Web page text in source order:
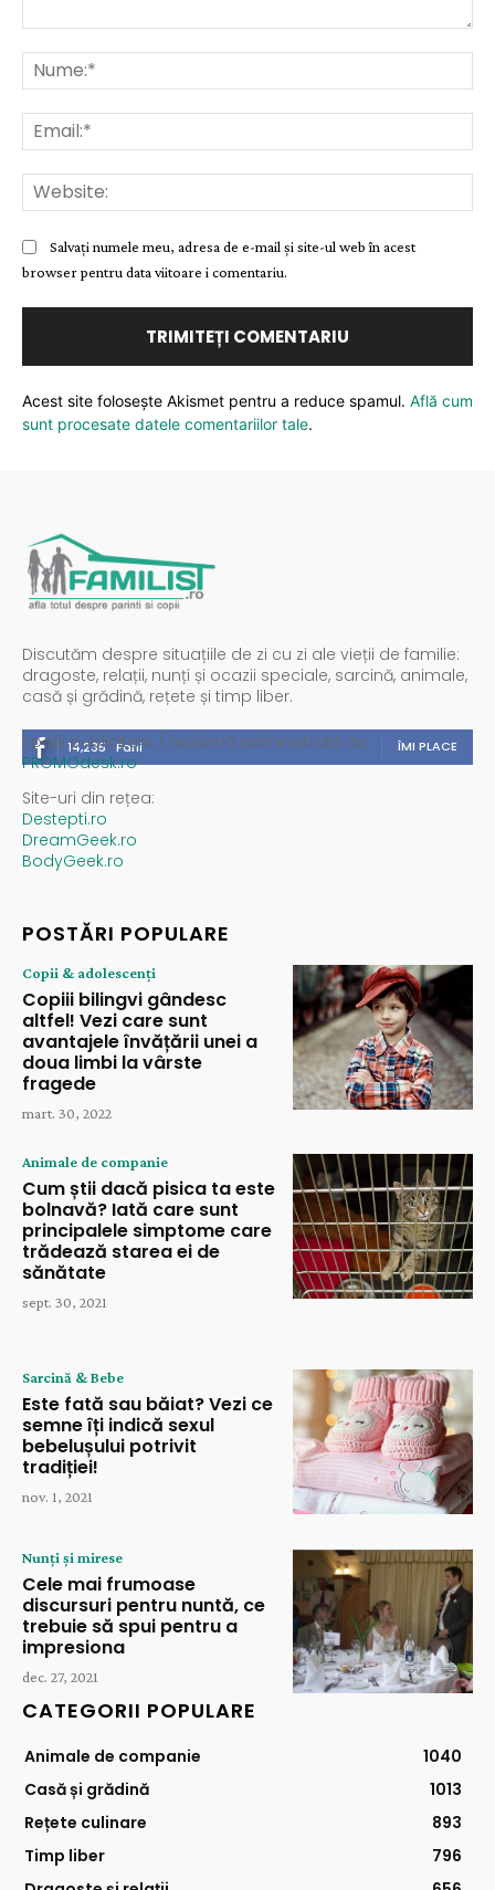
Salvați numele meu, adresa de e-mail și site-ul web în acest
browser pentru data viitoare i comentariu.
Acest site folosește Akismet pentru a reduce spamul. Află cum
sunt procesate datele comentariilor tale.
Discutăm despre situațiile de zi cu zi ale vieții de familie:
dragoste, relații, nunți și ocazii speciale, sarcină, animale,
casă și grădină, rețete și timp liber.
14,235 Fani ÎMI PLACE
Spații publicitare / reclamă administrată de
PROMOdesk.ro
Site-uri din rețea:
Destepti.ro
DreamGeek.ro
BodyGeek.ro
POSTĂRI POPULARE
Copii & adolescenți
Copiii bilingvi gândesc
altfel! Vezi care sunt
avantajele învățării unei a
doua limbi la vârste
fragede
mart. 30, 2022
Animale de companie
Cum știi dacă pisica ta este
bolnavă? Iată care sunt
principalele simptome care
trădează starea ei de
sănătate
sept. 30, 2021
Sarcină & Bebe
Este fată sau băiat? Vezi ce
semne îți indică sexul
bebelușului potrivit
tradiției!
nov. 1, 2021
Nunți și mirese
Cele mai frumoase
discursuri pentru nuntă, ce
trebuie să spui pentru a
impresiona
dec. 27, 2021
CATEGORII POPULARE
Animale de companie
1040
Casă și grădină
1013
Rețete culinare
893
Timp liber
796